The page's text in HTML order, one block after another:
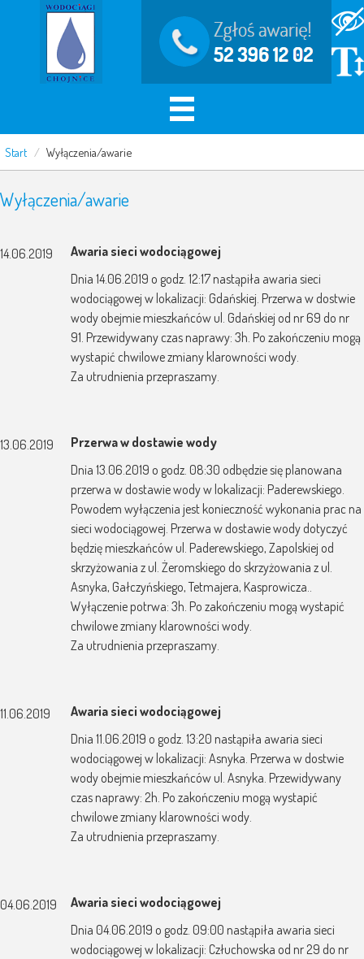
Start / Wyłączenia/awarie
Wyłączenia/awarie
14.06.2019
Awaria sieci wodociągowej
Dnia 14.06.2019 o godz. 12:17 nastąpiła awaria sieci
wodociągowej w lokalizacji: Gdańskiej. Przerwa w dostwie
wody obejmie mieszkańców ul. Gdańskiej od nr 69 do nr
91. Przewidywany czas naprawy: 3h. Po zakończeniu mogą
wystapić chwilowe zmiany klarowności wody.
Za utrudnienia przepraszamy.
13.06.2019
Przerwa w dostawie wody
Dnia 13.06.2019 o godz. 08:30 odbędzie się planowana
przerwa w dostawie wody w lokalizacji: Paderewskiego.
Powodem wyłączenia jest konieczność wykonania prac na
sieci wodociągowej. Przerwa w dostawie wody dotyczyć
będzię mieszkańców ul. Paderewskiego, Zapolskiej od
skrzyżowania z ul. Żeromskiego do skrzyżowania z ul.
Asnyka, Gałczyńskiego, Tetmajera, Kasprowicza..
Wyłączenie potrwa: 3h. Po zakończeniu mogą wystapić
chwilowe zmiany klarowności wody.
Za utrudnienia przepraszamy.
11.06.2019
Awaria sieci wodociągowej
Dnia 11.06.2019 o godz. 13:20 nastąpiła awaria sieci
wodociągowej w lokalizacji: Asnyka. Przerwa w dostwie
wody obejmie mieszkańców ul. Asnyka. Przewidywany
czas naprawy: 2h. Po zakończeniu mogą wystapić
chwilowe zmiany klarowności wody.
Za utrudnienia przepraszamy.
04.06.2019
Awaria sieci wodociągowej
Dnia 04.06.2019 o godz. 09:00 nastąpiła awaria sieci
wodociągowej w lokalizacji: Człuchowska od nr 29 do nr